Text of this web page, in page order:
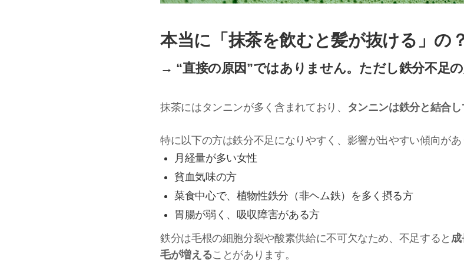
本当に「抹茶を飲むと髪が抜ける」の
→ “直接の原因”ではありません。ただし鉄分不足の
抹茶にはタンニンが多く含まれており、 タンニンは鉄分と結合
特に以下の方は鉄分不足になりやすく、影響が出やすい傾向があ
月経量が多い女性
貧血気味の方
菜食中心で、植物性鉄分（非ヘム鉄）を多く摂る方
胃腸が弱く、吸収障害がある方
鉄分は毛根の細胞分裂や酸素供給に不可欠なため、不足すると
毛が増えることがあります。